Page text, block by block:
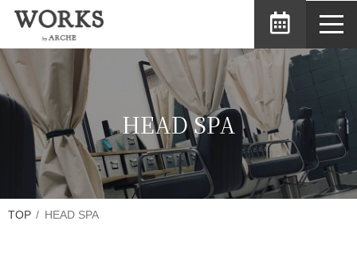
HEAD SPA
TOP HEAD SPA